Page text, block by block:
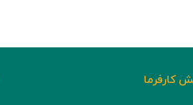
کارفرما